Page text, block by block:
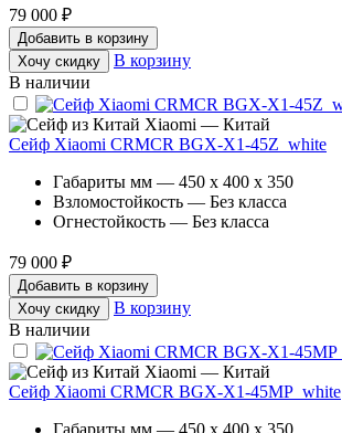
79 000 ₽
Добавить в корзину
Хочу скидку
В корзину
В наличии
Xiaomi — Китай
Сейф Xiaomi CRMCR BGX-X1-45Z_white
Габариты мм — 450 x 400 x 350
Взломостойкость — Без класса
Огнестойкость — Без класса
79 000 ₽
Добавить в корзину
Хочу скидку
В корзину
В наличии
Xiaomi — Китай
Сейф Xiaomi CRMCR BGX-X1-45MP_white
Габариты мм — 450 x 400 x 350